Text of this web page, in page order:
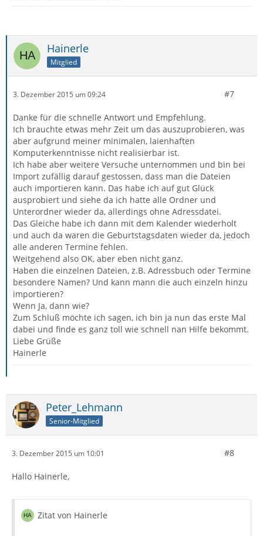
Hainerle
Mitglied
3. Dezember 2015 um 09:24 #7
Danke für die schnelle Antwort und Empfehlung.
Ich brauchte etwas mehr Zeit um das auszuprobieren, was
aber aufgrund meiner minimalen, laienhaften
Komputerkenntnisse nicht realisierbar ist.
Ich habe aber weitere Versuche unternommen und bin bei
Import zufällig darauf gestossen, dass man die Dateien
auch importieren kann. Das habe ich auf gut Glück
ausprobiert und siehe da ich hatte alle Ordner und
Unterordner wieder da, allerdings ohne Adressdatei.
Das Gleiche habe ich dann mit dem Kalender wiederholt
und auch da waren die Geburtstagsdaten wieder da, jedoch
alle anderen Termine fehlen.
Weitgehend also OK, aber eben nicht ganz.
Haben die einzelnen Dateien, z.B. Adressbuch oder Termine
besondere Namen? Und kann mann die auch einzeln hinzu
importieren?
Wenn Ja, dann wie?
Zum Schluß möchte ich sagen, ich bin ja nun das erste Mal
dabei und finde es ganz toll wie schnell nan Hilfe bekommt.
Liebe Grüße
Hainerle
Peter_Lehmann
Senior-Mitglied
3. Dezember 2015 um 10:01 #8
Hallo Hainerle,
Zitat von Hainerle